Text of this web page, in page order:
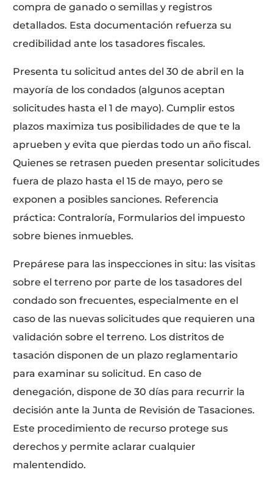
compra de ganado o semillas y registros
detallados. Esta documentación refuerza su
credibilidad ante los tasadores fiscales.
Presenta tu solicitud antes del 30 de abril en la
mayoría de los condados (algunos aceptan
solicitudes hasta el 1 de mayo). Cumplir estos
plazos maximiza tus posibilidades de que te la
aprueben y evita que pierdas todo un año fiscal.
Quienes se retrasen pueden presentar solicitudes
fuera de plazo hasta el 15 de mayo, pero se
exponen a posibles sanciones. Referencia
práctica: Contraloría, Formularios del impuesto
sobre bienes inmuebles.
Prepárese para las inspecciones in situ: las visitas
sobre el terreno por parte de los tasadores del
condado son frecuentes, especialmente en el
caso de las nuevas solicitudes que requieren una
validación sobre el terreno. Los distritos de
tasación disponen de un plazo reglamentario
para examinar su solicitud. En caso de
denegación, dispone de 30 días para recurrir la
decisión ante la Junta de Revisión de Tasaciones.
Este procedimiento de recurso protege sus
derechos y permite aclarar cualquier
malentendido.